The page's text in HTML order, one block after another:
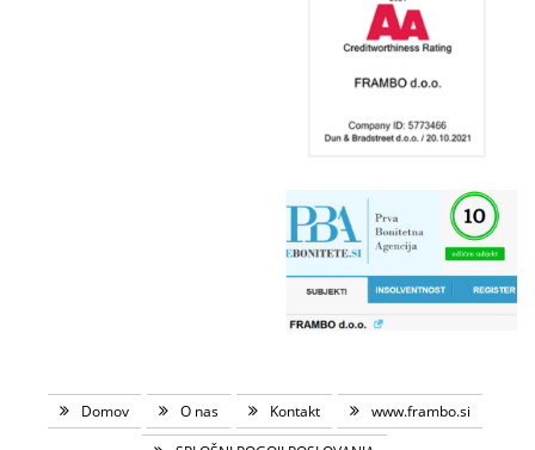
Domov O nas Kontakt
www.frambo.si